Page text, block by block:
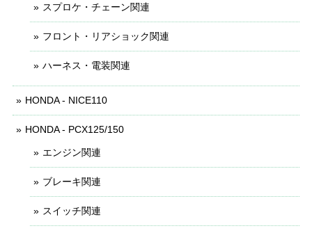
スプロケ・チェーン関連
フロント・リアショック関連
ハーネス・電装関連
HONDA - NICE110
HONDA - PCX125/150
エンジン関連
ブレーキ関連
スイッチ関連